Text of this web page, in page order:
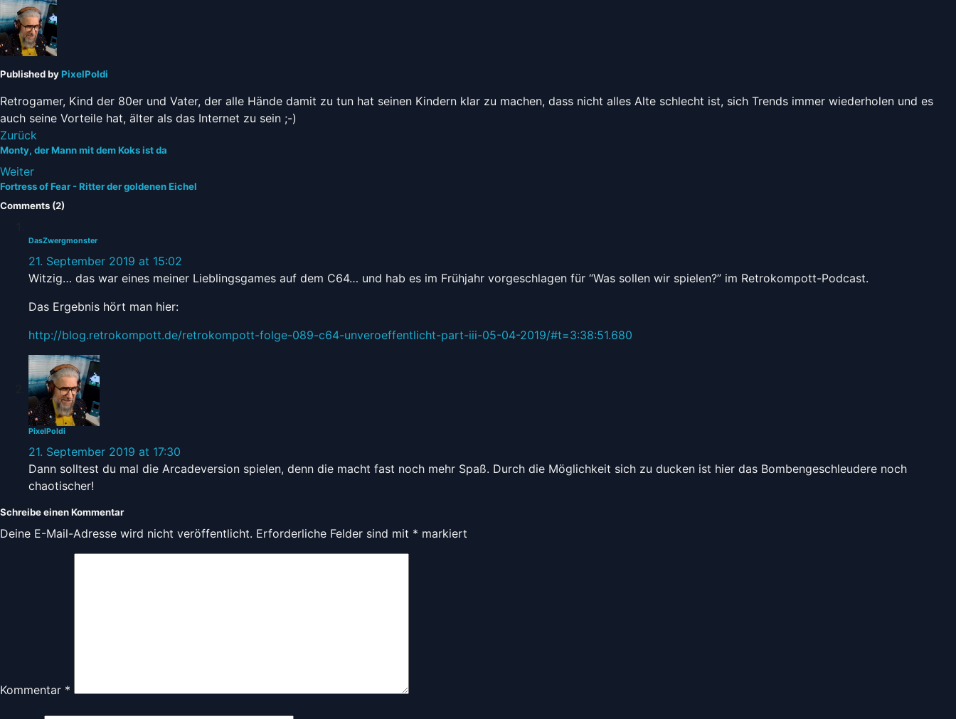
in:
Published byPixelPoldi
Retrogamer, Kind der 80er und Vater, der alle Hände damit zu tun hat seinen Kindern klar zu machen, dass nicht alles Alte schlecht ist, sich Trends immer wiederholen und es
auch seine Vorteile hat, älter als das Internet zu sein ;-)
Zurück
Monty, der Mann mit dem Koks ist da
Weiter
Fortress of Fear - Ritter der goldenen Eichel
Comments (2)
DasZwergmonster
21. September 2019 at 15:02
Witzig… das war eines meiner Lieblingsgames auf dem C64… und hab es im Frühjahr vorgeschlagen für “Was sollen wir spielen?” im Retrokompott-Podcast.
Das Ergebnis hört man hier:
http://blog.retrokompott.de/retrokompott-folge-089-c64-unveroeffentlicht-part-iii-05-04-2019/#t=3:38:51.680
PixelPoldi
21. September 2019 at 17:30
Dann solltest du mal die Arcadeversion spielen, denn die macht fast noch mehr Spaß. Durch die Möglichkeit sich zu ducken ist hier das Bombengeschleudere noch
chaotischer!
Schreibe einen Kommentar
Deine E-Mail-Adresse wird nicht veröffentlicht. Erforderliche Felder sind mit * markiert
Kommentar *